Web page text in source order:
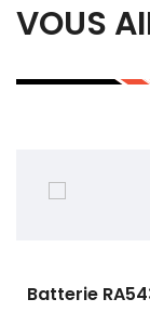
VOUS
Batterie